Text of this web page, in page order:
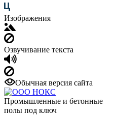
Изображения
Озвучивание текста
Обычная версия сайта
Промышленные и бетонные
полы под ключ